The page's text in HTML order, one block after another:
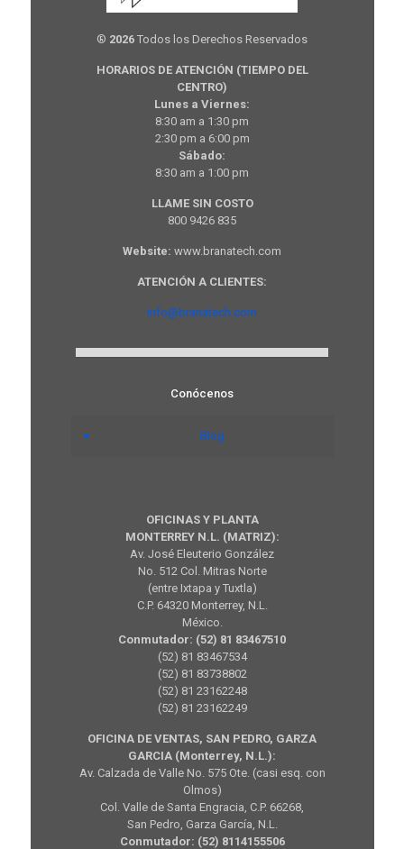
® 2026 Todos los Derechos Reservados
HORARIOS DE ATENCIÓN (TIEMPO DEL
CENTRO)
Lunes a Viernes:
8:30 am a 1:30 pm
2:30 pm a 6:00 pm
Sábado:
8:30 am a 1:00 pm
LLAME SIN COSTO
800 9426 835
Website: www.branatech.com
ATENCIÓN A CLIENTES:
info@branatech.com
Conócenos
Blog
OFICINAS Y PLANTA
MONTERREY N.L. (MATRIZ):
Av. José Eleuterio González
No. 512 Col. Mitras Norte
(entre Ixtapa y Tuxtla)
C.P. 64320 Monterrey, N.L.
México.
Conmutador: (52) 81 83467510
(52) 81 83467534
(52) 81 83738802
(52) 81 23162248
(52) 81 23162249
OFICINA DE VENTAS, SAN PEDRO, GARZA
GARCIA (Monterrey, N.L.):
Av. Calzada de Valle No. 575 Ote. (casi esq. con
Olmos)
Col. Valle de Santa Engracia, C.P. 66268,
San Pedro, Garza García, N.L.
Conmutador: (52) 8114155506